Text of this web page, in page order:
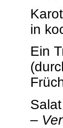
in
Ein
–